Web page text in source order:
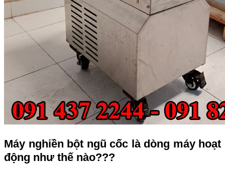
Máy nghiền bột ngũ cốc là dòng máy hoạt
động như thế nào???